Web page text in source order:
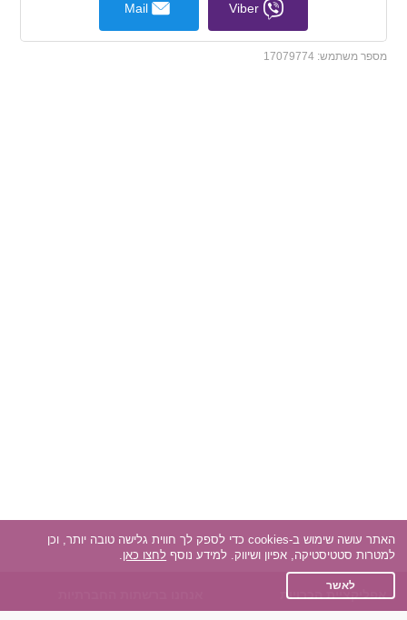
Viber
Mail
מספר משתמש:17079774
אפליקציית הכרויות
האתר עושה שימוש ב-cookies כדי לספק לך חווית גלישה טובה יותר, וכן
למטרות סטטיסטיקה, אפיון ושיווק. למידע נוסף לחצו כאן.
לאשר